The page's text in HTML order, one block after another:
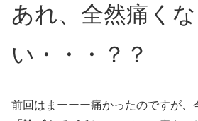
あれ、全然痛くな
い・・・？？
前回はまーーー痛かったのですが、